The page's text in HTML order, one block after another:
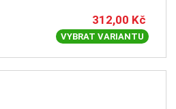
312,00 Kč
VYBRAT VARIANTU